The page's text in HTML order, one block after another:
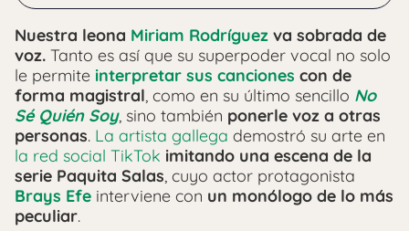
Nuestra leona Miriam Rodríguez va sobrada de
voz. Tanto es así que su superpoder vocal no solo
le permite interpretar sus canciones con de
forma magistral, como en su último sencillo No
Sé Quién Soy, sino también ponerle voz a otras
personas. La artista gallega demostró su arte en
la red social TikTok imitando una escena de la
serie Paquita Salas, cuyo actor protagonista
Brays Efe interviene con un monólogo de lo más
peculiar.